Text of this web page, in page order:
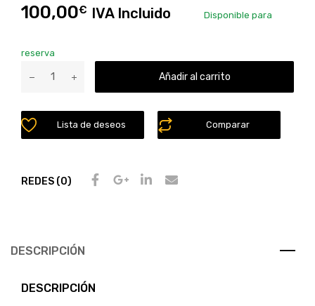
100,00€ IVA Incluido Disponible para
reserva
Añadir al carrito
Comparar
Lista de deseos
REDES (0)
DESCRIPCIÓN
DESCRIPCIÓN